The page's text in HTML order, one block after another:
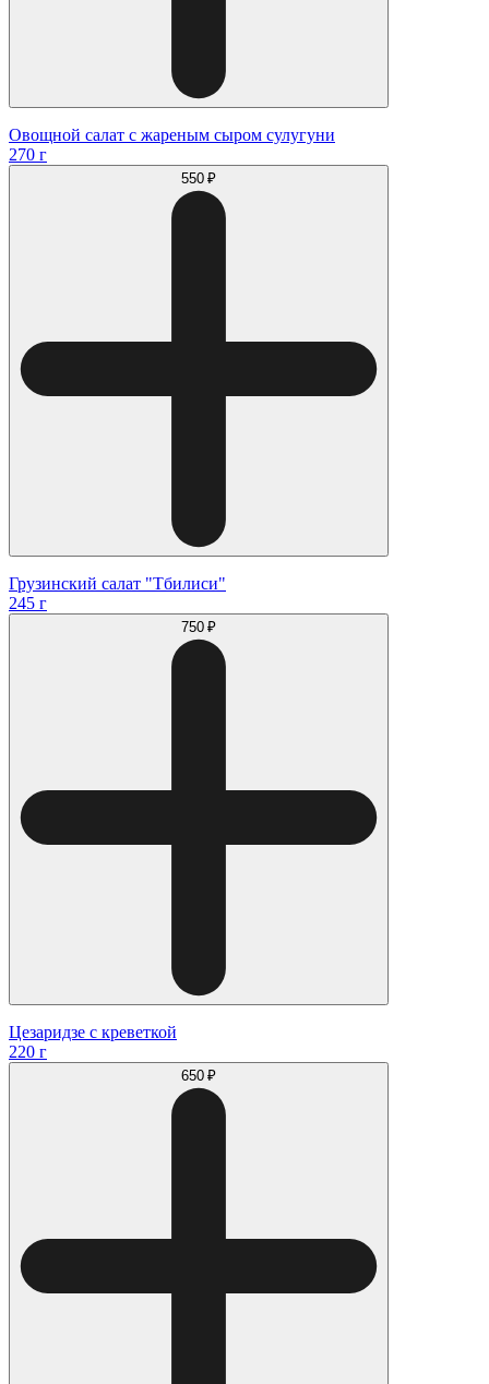
Овощной салат с жареным сыром сулугуни
270 г
550 ₽
Грузинский салат "Тбилиси"
245 г
750 ₽
Цезаридзе с креветкой
220 г
650 ₽